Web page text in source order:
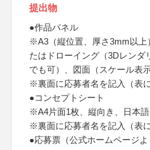
提出物
●作品パネル
※A3（縦位置、厚さ3mm以上
たはドローイング（3Dレンダ
でも可）、図面（スケール表
※裏面に応募者名を記入（表
●コンセプトシート
※A4片面1枚、縦向き、日本語
※裏面に応募者名を記入（表
●応募票（公式ホームページよ